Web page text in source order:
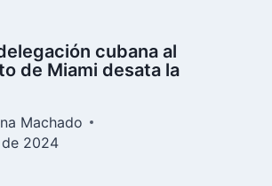
cubana al
de Miami desata la
Machado
2024